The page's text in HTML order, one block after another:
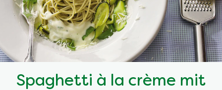
Spaghetti à la crème mit